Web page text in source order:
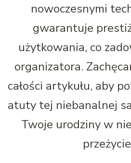
nowoczesnymi
gwarantuje
użytkowania, co
organizatora.
całości artykułu, aby
atuty tej niebanalnej
Twoje urodziny w